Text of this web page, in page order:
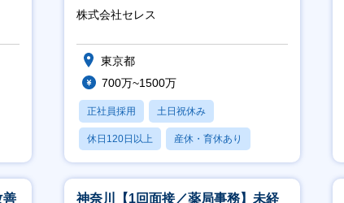
株式会社セレス
東京都
700万~1500万
正社員採用 土日祝休み
休日120日以上 産休・育休あり
賞与あり
善 神奈川【1回面接／薬局事務】未経